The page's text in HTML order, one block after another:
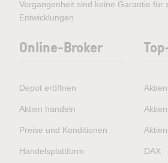
Vergangenheit sind keine Garantie für
Entwicklungen.
Online-Broker
Depot eröffnen
Aktien handeln
Preise und Konditionen
Handelsplattform
Aktien
DAX